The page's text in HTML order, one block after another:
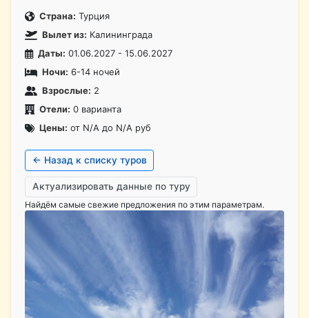
Страна: Турция
Вылет из: Калининграда
Даты: 01.06.2027 - 15.06.2027
Ночи: 6-14 ночей
Взрослые: 2
Отели: 0 варианта
Цены: от N/A до N/A руб
← Назад к списку туров
Актуализировать данные по туру
Найдём самые свежие предложения по этим параметрам.